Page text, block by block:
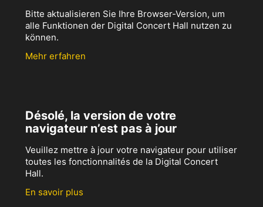
Bitte aktualisieren Sie Ihre Browser-Version, um
alle Funktionen der Digital Concert Hall nutzen zu
können.
Mehr erfahren
Désolé, la version de votre
navigateur n’est pas à jour
Veuillez mettre à jour votre navigateur pour utiliser
toutes les fonctionnalités de la Digital Concert
Hall.
En savoir plus